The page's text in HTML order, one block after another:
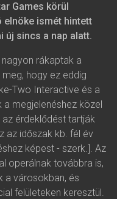
Games körül
elnöke ismét hintett
új sincs a nap alatt.
rákaptak a
hogy ez eddig
Two Interactive és a
megjelenéshez közel
érdeklődést tartják
az időszak kb. fél év
képest - szerk.]. Az
operálnak továbbra is,
a városokban, és
felületeken keresztül.